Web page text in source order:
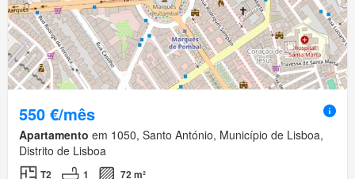
550 €/mês
Apartamento em 1050, Santo António, Município de Lisboa,
Distrito de Lisboa
T2 1 72 m²